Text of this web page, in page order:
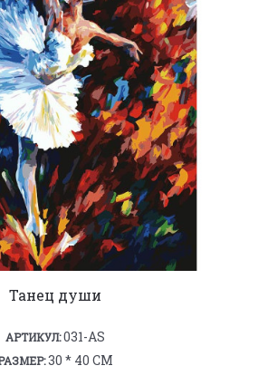
Танец души
АРТИКУЛ:031-AS
30 * 40 СМ